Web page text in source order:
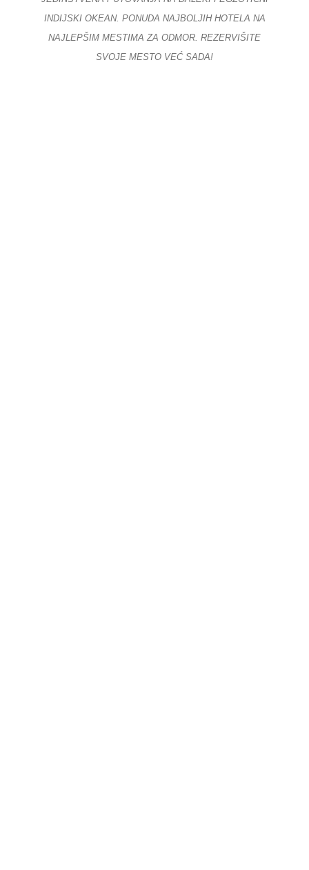
INDIJSKI OKEAN. PONUDA NAJBOLJIH HOTELA NA
NAJLEPŠIM MESTIMA ZA ODMOR. REZERVIŠITE
SVOJE MESTO VEĆ SADA!